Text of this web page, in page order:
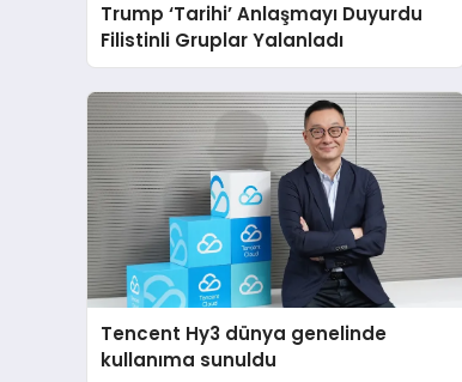
Trump ‘Tarihi’ Anlaşmayı Duyurdu
Filistinli Gruplar Yalanladı
Tencent Hy3 dünya genelinde
kullanıma sunuldu